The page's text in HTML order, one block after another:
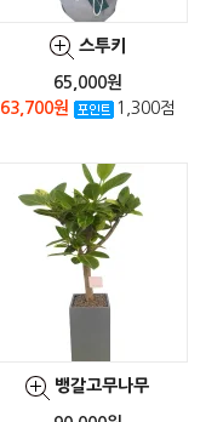
스투키
65,000원
63,700원
1,300점
뱅갈고무나무